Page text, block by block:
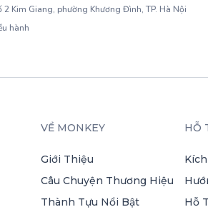
2 Kim Giang, phường Khương Đình, TP. Hà Nội
hành
VỀ MONKEY
Giới Thiệu
Câu Chuyện Thương Hiệu
Thành Tựu Nổi Bật
HỖ
Hỗ